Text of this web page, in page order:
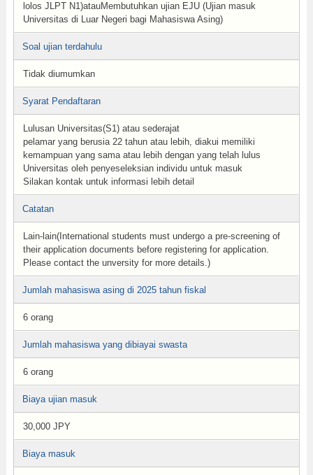
lolos JLPT N1)atauMembutuhkan ujian EJU (Ujian masuk
Universitas di Luar Negeri bagi Mahasiswa Asing)
Soal ujian terdahulu
Tidak diumumkan
Syarat Pendaftaran
Lulusan Universitas(S1) atau sederajat
pelamar yang berusia 22 tahun atau lebih, diakui memiliki
kemampuan yang sama atau lebih dengan yang telah lulus
Universitas oleh penyeseleksian individu untuk masuk
Silakan kontak untuk informasi lebih detail
Catatan
Lain-lain(International students must undergo a pre-screening of
their application documents before registering for application.
Please contact the unversity for more details.)
Jumlah mahasiswa asing di 2025 tahun fiskal
6 orang
Jumlah mahasiswa yang dibiayai swasta
6 orang
Biaya ujian masuk
30,000 JPY
Biaya masuk